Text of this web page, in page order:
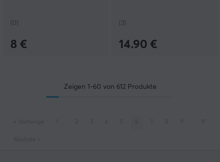
(0)
8 €
(3)
14.90 €
Zeigen 1-60 von 612 Produkte